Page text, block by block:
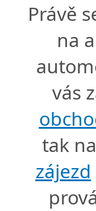
Právě
na
vás
tak
zájezd